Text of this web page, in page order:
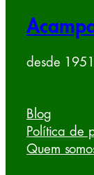
desde 1951
Blog
Política de
Quem